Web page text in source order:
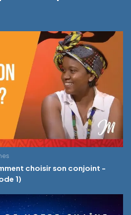
choisir son conjoint -
1)